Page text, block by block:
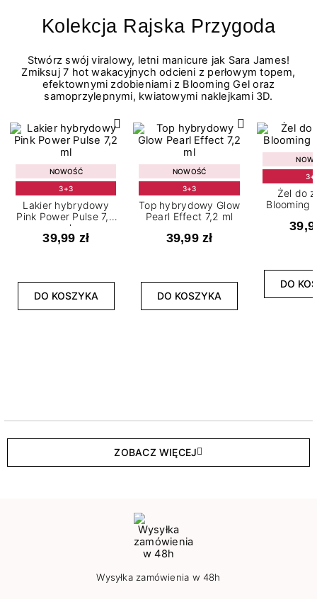
Kolekcja Rajska Przygoda
Stwórz swój viralowy, letni manicure jak Sara James!
Zmiksuj 7 hot wakacyjnych odcieni z perłowym topem,
efektownymi zdobieniami z Blooming Gel oraz
samoprzylepnymi, kwiatowymi naklejkami 3D.
NOWOŚĆ
3+3
Lakier hybrydowy
Pink Power Pulse 7,2
ml
39,99 zł
DO KOSZYKA
NOWOŚĆ
3+3
Top hybrydowy Glow
Pearl Effect 7,2 ml
39,99 zł
DO KOSZYKA
Żel do
Blooming
DO
ZOBACZ WIĘCEJ
Wysyłka zamówienia w 48h